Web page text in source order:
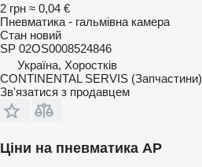
2 грн ≈ 0,04 €
Пневматика - гальмівна камера
Стан новий
SP 02OS0008524846
Україна, Хоростків
CONTINENTAL SERVIS (Запчастини)
Зв'язатися з продавцем
Ціни на пневматика AP